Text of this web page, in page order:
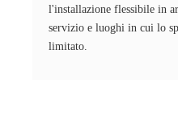
l'installazione flessibile in
servizio e luoghi in cui lo
limitato.